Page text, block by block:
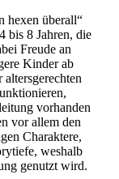
hexen überall“
bis 8 Jahren, die
Freude an
Kinder ab
vorhanden
vor allem den
Charaktere,
weshalb
genutzt wird.